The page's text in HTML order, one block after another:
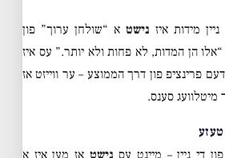
מידות איז נישט א “שולחן ערוך” פון
הן המדות, לא פחות ולא יותר.” עס איז
דעם פרינציפ פון דרך הממוצע – ער ווייזט אז
סענס.